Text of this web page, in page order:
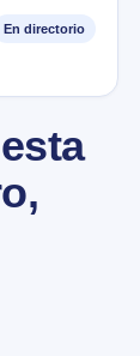
En directorio